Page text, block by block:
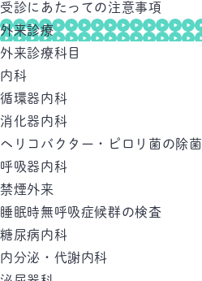
受診にあたっての注意事項
外来診療
外来診療科目
内科
循環器内科
消化器内科
ヘリコバクター・ピロリ菌の除菌
呼吸器内科
禁煙外来
睡眠時無呼吸症候群の検査
糖尿病内科
内分泌・代謝内科